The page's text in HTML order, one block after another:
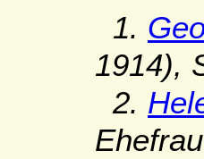
1.
1914),
2.